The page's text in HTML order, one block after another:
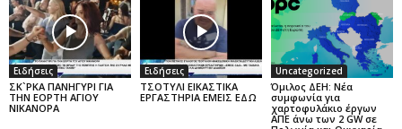
Ειδήσεις
ΣΚ`ΡΚΑ ΠΑΝΗΓΥΡΙ ΓΙΑ
ΤΗΝ ΕΟΡΤΗ ΑΓΙΟΥ
ΝΙΚΑΝΟΡΑ
Ειδήσεις
ΤΣΟΤΥΛΙ ΕΙΚΑΣΤΙΚΑ
ΕΡΓΑΣΤΗΡΙΑ ΕΜΕΙΣ ΕΔΩ
Uncategorized
Όμιλος ΔΕΗ: Νέα
συμφωνία για
χαρτοφυλάκιο έργων
ΑΠΕ άνω των 2 GW σε